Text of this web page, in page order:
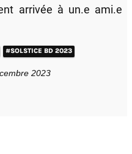
arrivée à un.e ami.e
#SOLSTICE BD 2023
2023